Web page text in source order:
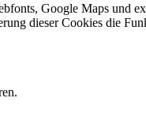
Google Maps und
dieser Cookies die